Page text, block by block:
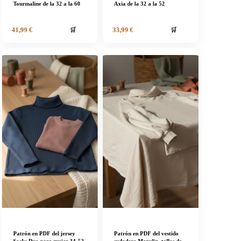
Tourmaline de la 32 a la 60
41,99 € 🛒
Axia de la 32 a la 52
33,99 € 🛒
Patrón en PDF del jersey
Patrón en PDF del vestido